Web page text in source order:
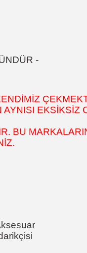
-
EKSİKSİZ
BU